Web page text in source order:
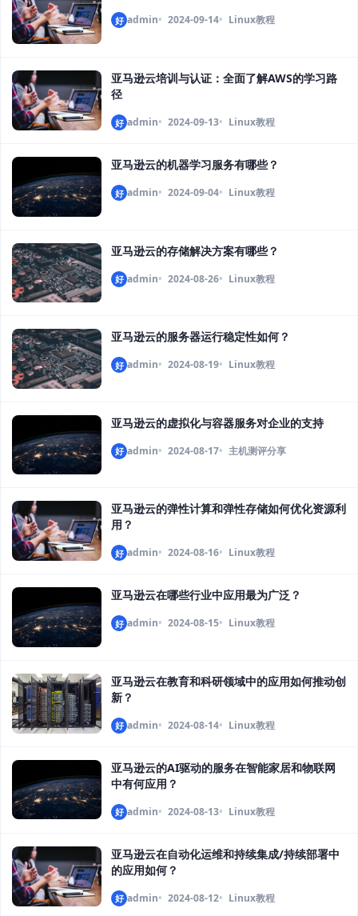
好 admin 2024-09-14 Linux教程
亚马逊云培训与认证：全面了解AWS的学习路
径
好 admin 2024-09-13 Linux教程
亚马逊云的机器学习服务有哪些？
好 admin 2024-09-04 Linux教程
亚马逊云的存储解决方案有哪些？
好 admin 2024-08-26 Linux教程
亚马逊云的服务器运行稳定性如何？
好 admin 2024-08-19 Linux教程
亚马逊云的虚拟化与容器服务对企业的支持
好 admin 2024-08-17 主机测评分享
亚马逊云的弹性计算和弹性存储如何优化资源利
用？
好 admin 2024-08-16 Linux教程
亚马逊云在哪些行业中应用最为广泛？
好 admin 2024-08-15 Linux教程
亚马逊云在教育和科研领域中的应用如何推动创
新？
好 admin 2024-08-14 Linux教程
亚马逊云的AI驱动的服务在智能家居和物联网
中有何应用？
好 admin 2024-08-13 Linux教程
亚马逊云在自动化运维和持续集成/持续部署中
的应用如何？
好 admin 2024-08-12 Linux教程